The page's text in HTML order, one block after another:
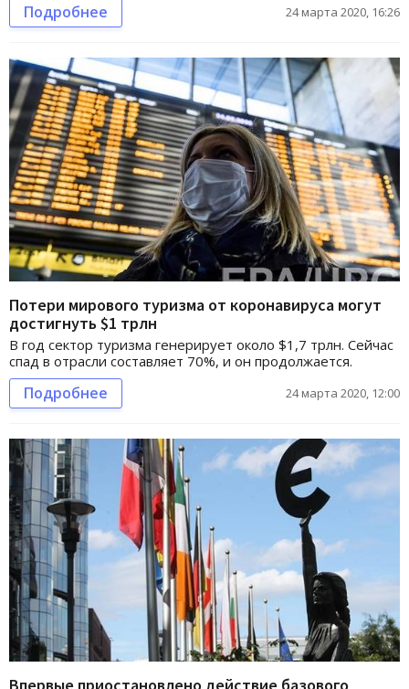
Подробнее 24 марта 2020, 16:26
Потери мирового туризма от коронавируса могут
достигнуть $1 трлн
В год сектор туризма генерирует около $1,7 трлн. Сейчас
спад в отрасли составляет 70%, и он продолжается.
Подробнее 24 марта 2020, 12:00